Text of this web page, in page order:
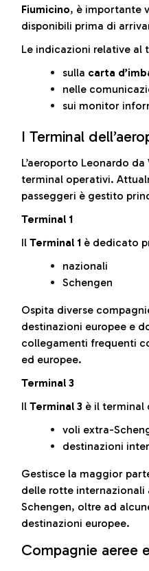
Fiumicino, è importante
disponibili prima di
Le indicazioni relative al
sulla carta
nelle
sui monitor
I Terminal
L’aeroporto Leonardo
terminal operativi.
passeggeri è gestito
Terminal 1
Il Terminal 1 è dedicato
nazionali
Schengen
Ospita diverse
destinazioni europee e
collegamenti frequenti
ed europee.
Terminal 3
Il Terminal 3 è il terminal
voli extra-
destinazioni
Gestisce la maggior
delle rotte internazionali
Schengen, oltre ad
destinazioni europee.
Compagnie aeree